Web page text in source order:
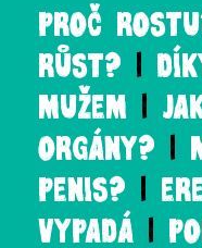
PROČ
RŮST?
MUŽEM
ORGÁNY?
PENIS?
VYPADÁ